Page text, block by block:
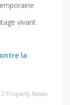
vivant
la
Property News